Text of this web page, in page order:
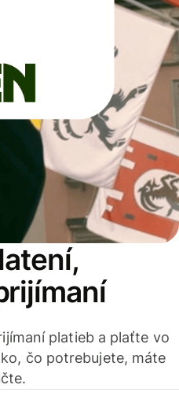
platieb a plaťte vo
čo potrebujete, máte